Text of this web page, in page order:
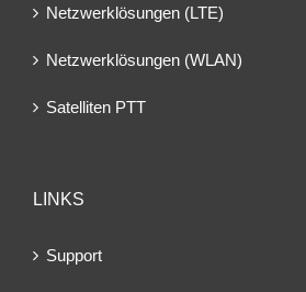
Netzwerklösungen (LTE)
Netzwerklösungen (WLAN)
Satelliten PTT
LINKS
Support